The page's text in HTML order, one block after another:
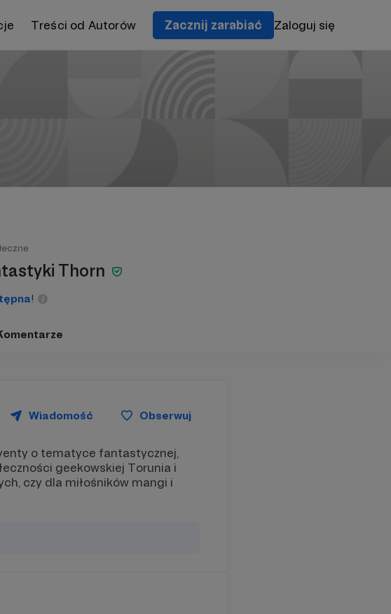
Treści od Autorów Zacznij zarabiać Zaloguj się
Thorn
!
Wiadomość Obserwuj
o tematyce fantastycznej,
geekowskiej Torunia i
czy dla miłośników mangi i